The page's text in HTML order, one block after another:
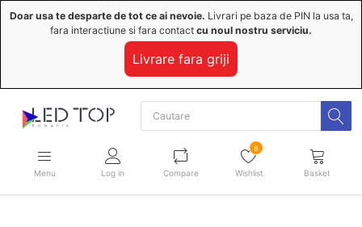
Doar usa te desparte de tot ce ai nevoie. Livrari pe baza de PIN la usa ta,
fara interactiune si fara contact cu noul nostru serviciu.
Livrare fara griji
Menu Log in Compare
8
Wishlist Basket